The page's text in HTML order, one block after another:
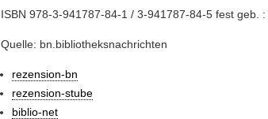
ISBN 978-3-941787-84-1 / 3-941787-84-5 fest geb.
Quelle: bn.bibliotheksnachrichten
rezension-bn
rezension-stube
biblio-net